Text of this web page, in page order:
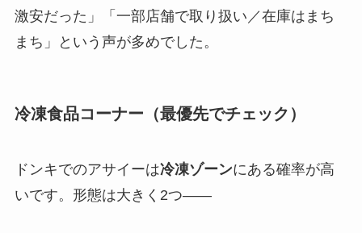
激安だった」「一部店舗で取り扱い／在庫はまち
まち」という声が多めでした。
冷凍食品コーナー（最優先でチェック）
ドンキでのアサイーは冷凍ゾーンにある確率が高
いです。形態は大きく2つ——